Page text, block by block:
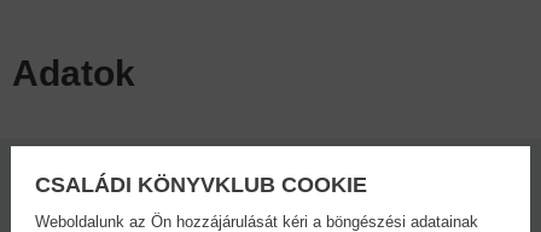
Adatok
Kötésmód:
plüss
Kiadás dátuma:
2014
CSALÁDI KÖNYVKLUB COOKIE
Weboldalunk az Ön hozzájárulását kéri a böngészési adatainak